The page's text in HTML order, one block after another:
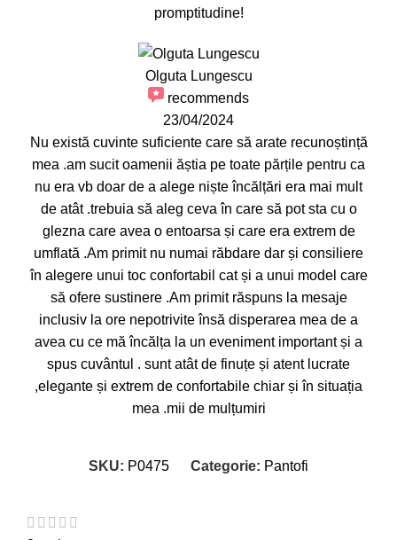
promptitudine!
Olguta Lungescu
recommends
23/04/2024
Nu există cuvinte suficiente care să arate recunoștință
mea .am sucit oamenii ăștia pe toate părțile pentru ca
nu era vb doar de a alege niște încălțări era mai mult
de atât .trebuia să aleg ceva în care să pot sta cu o
glezna care avea o entoarsa și care era extrem de
umflată .Am primit nu numai răbdare dar și consiliere
în alegere unui toc confortabil cat și a unui model care
să ofere sustinere .Am primit răspuns la mesaje
inclusiv la ore nepotrivite însă disperarea mea de a
avea cu ce mă încălța la un eveniment important și a
spus cuvântul . sunt atât de finuțe și atent lucrate
,elegante și extrem de confortabile chiar și în situația
mea .mii de mulțumiri
SKU: P0475 Categorie: Pantofi